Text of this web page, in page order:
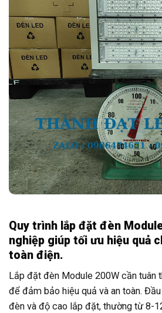
Quy trình lắp đặt đèn
nghiệp giúp tối ưu hiệu quả
toàn điện.
Lắp đặt đèn Module 200W cần tuân
để đảm bảo hiệu quả và an toàn.
đèn và độ cao lắp đặt, thường từ 8-